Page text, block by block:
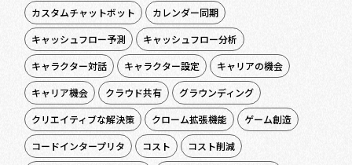
カスタムチャットボット
カレンダー同期
キャッシュフロー予測
キャッシュフロー分析
キャラクター対話
キャラクター設定
キャリアの機会
キャリア機会
クラウド共有
グラウンディング
クリエイティブな解決策
クローム拡張機能
ゲーム創造
コードインタープリタ
コスト
コスト削減